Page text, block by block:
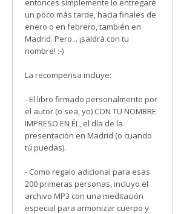
entonces simplemente lo entregaré
un poco más tarde, hacia finales de
enero o en febrero, también en
Madrid. Pero... ¡saldrá con tu
nombre! :-)
La recompensa incluye:
- El libro firmado personalmente por
el autor (o sea, yo) CON TU NOMBRE
IMPRESO EN ÉL, el día de la
presentación en Madrid (o cuando
tú puedas).
- Como regalo adicional para esas
200 primeras personas, incluyo el
archivo MP3 con una meditación
especial para armonizar cuerpo y